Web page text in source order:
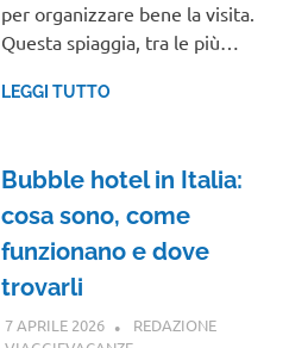
per organizzare bene la visita.
Questa spiaggia, tra le più…
LEGGI TUTTO
Bubble hotel in Italia:
cosa sono, come
funzionano e dove
trovarli
7 APRILE 2026
REDAZIONE